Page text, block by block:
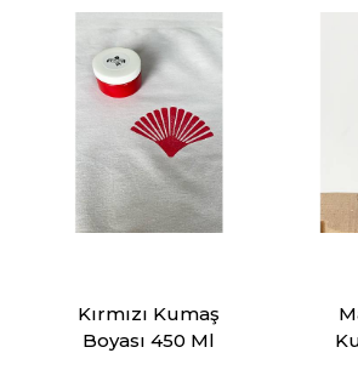
Kırmızı Kumaş
Boyası 450 Ml